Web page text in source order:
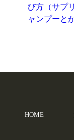
び方（サプ
ャンプーとか
HOME